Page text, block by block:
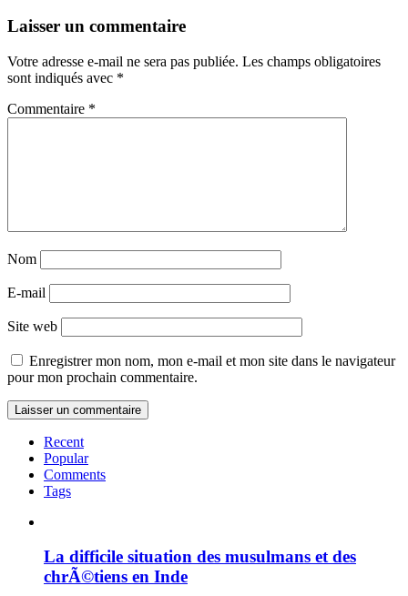
Laisser un commentaire
Votre adresse e-mail ne sera pas publiée. Les champs obligatoires
sont indiqués avec *
Commentaire *
Nom
E-mail
Site web
Enregistrer mon nom, mon e-mail et mon site dans le navigateur
pour mon prochain commentaire.
Recent
Popular
Comments
Tags
La difficile situation des musulmans et des
chrÃ©tiens en Inde